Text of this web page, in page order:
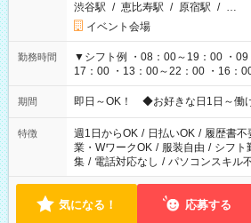
渋谷駅 / 恵比寿駅 / 原宿駅 / …
イベント会場
勤務時間
▼シフト例 ・08：00～19：00 ・
17：00 ・13：00～22：00 ・16：00～21：00
仕事により勤務時間が異なります
期間 即日～OK！ ◆お好きな日1日～働
特徴 週1日からOK / 日払いOK / 履歴書不
業・WワークOK / 服装自由 / シフト
集 / 電話対応なし / パソコンスキル
気になる！ 応募する